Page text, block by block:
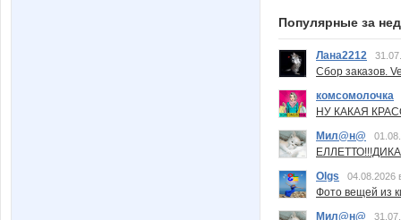
Популярные за
Лана2212
Сбор заказов.
комсомолочка
НУ КАКАЯ
Мил@н@
Olgs
04.08.2026
Фото вещей из
Мил@н@